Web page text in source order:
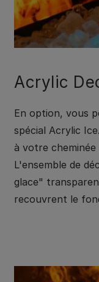
Acrylic
En option, vous
spécial Acrylic
à votre
L'ensemble de
glace"
recouvrent le